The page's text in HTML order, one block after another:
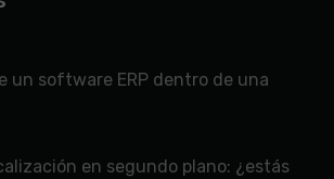
un software ERP dentro de una
en segundo plano: ¿estás